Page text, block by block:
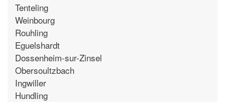
Tenteling
Weinbourg
Rouhling
Eguelshardt
Dossenheim-sur-Zinsel
Obersoultzbach
Ingwiller
Hundling